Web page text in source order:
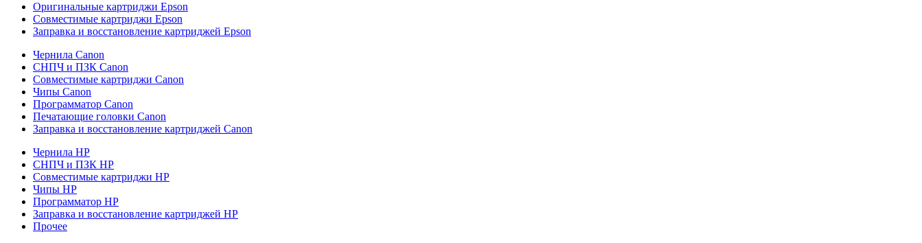
Оригинальные картриджи Epson
Совместимые картриджи Epson
Заправка и восстановление картриджей Epson
Чернила Canon
СНПЧ и ПЗК Canon
Совместимые картриджи Canon
Чипы Canon
Программатор Canon
Печатающие головки Canon
Заправка и восстановление картриджей Canon
Чернила HP
СНПЧ и ПЗК HP
Совместимые картриджи HP
Чипы HP
Программатор HP
Заправка и восстановление картриджей HP
Прочее